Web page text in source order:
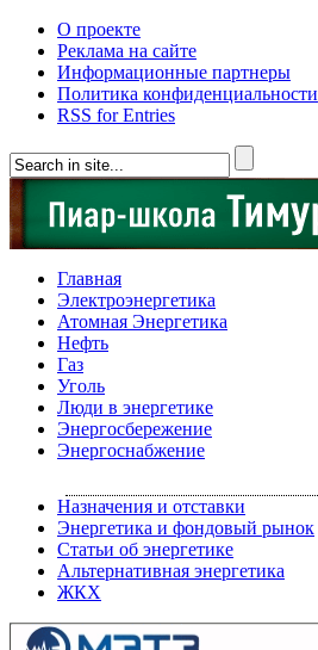
О проекте
Реклама на сайте
Информационные партнеры
Политика конфиденциальности
RSS for Entries
Главная
Электроэнергетика
Атомная Энергетика
Нефть
Газ
Уголь
Люди в энергетике
Энергосбережение
Энергоснабжение
Назначения и отставки
Энергетика и фондовый рынок
Статьи об энергетике
Альтернативная энергетика
ЖКХ